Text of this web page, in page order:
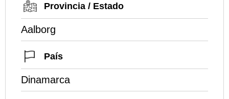
Provincia / Estado
Aalborg
País
Dinamarca